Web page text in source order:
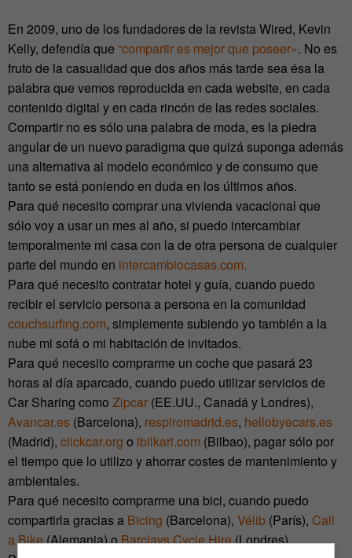
En 2009, uno de los fundadores de la revista Wired, Kevin
Kelly, defendía que “compartir es mejor que poseer». No es
fruto de la casualidad que dos años más tarde sea ésa la
palabra que vemos reproducida en cada website, en cada
contenido digital y en cada rincón de las redes sociales.
Compartir no es sólo una palabra de moda, es la piedra
angular de un nuevo paradigma que quizá suponga además
una alternativa al modelo económico y de consumo que
tanto se está poniendo en duda en los últimos años.
Para qué necesito comprar una vivienda vacacional que
sólo voy a usar un mes al año, si puedo intercambiar
temporalmente mi casa con la de otra persona de cualquier
parte del mundo en intercambiocasas.com.
Para qué necesito contratar hotel y guía, cuando puedo
recibir el servicio persona a persona en la comunidad
couchsurfing.com, simplemente subiendo yo también a la
nube mi sofá o mi habitación de invitados.
Para qué necesito comprarme un coche que pasará 23
horas al día aparcado, cuando puedo utilizar servicios de
Car Sharing como Zipcar (EE.UU., Canadá y Londres),
Avancar.es (Barcelona), respiromadrid.es, hellobyecars.es
(Madrid), clickcar.org o ibilkari.com (Bilbao), pagar sólo por
el tiempo que lo utilizo y ahorrar costes de mantenimiento y
ambientales.
Para qué necesito comprarme una bici, cuando puedo
compartirla gracias a Bicing (Barcelona), Vélib (París), Call
a Bike(Alemania) oBarclays Cycle Hire(Londres).